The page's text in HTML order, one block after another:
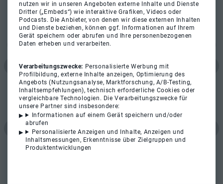
nutzen wir in unseren Angeboten externe Inhalte und Dienste
Dritter („Embeds“) wie interaktive Grafiken, Videos oder
Podcasts. Die Anbieter, von denen wir diese externen Inhalten
und Dienste beziehen, können ggf. Informationen auf Ihrem
Gerät speichern oder abrufen und Ihre personenbezogenen
Daten erheben und verarbeiten.
Verarbeitungszwecke: Personalisierte Werbung mit
Profilbildung, externe Inhalte anzeigen, Optimierung des
Angebots (Nutzungsanalyse, Marktforschung, A/B-Testing,
Inhaltsempfehlungen), technisch erforderliche Cookies oder
vergleichbare Technologien. Die Verarbeitungszwecke für
unsere Partner sind insbesondere:
Informationen auf einem Gerät speichern und/oder
abrufen
Personalisierte Anzeigen und Inhalte, Anzeigen und
Inhaltsmessungen, Erkenntnisse über Zielgruppen und
Produktentwicklungen